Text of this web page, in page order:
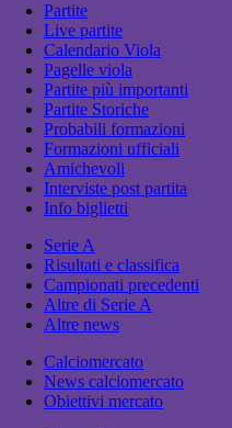
Partite
Live partite
Calendario Viola
Pagelle viola
Partite più importanti
Partite Storiche
Probabili formazioni
Formazioni ufficiali
Amichevoli
Interviste post partita
Info biglietti
Serie A
Risultati e classifica
Campionati precedenti
Altre di Serie A
Altre news
Calciomercato
News calciomercato
Obiettivi mercato